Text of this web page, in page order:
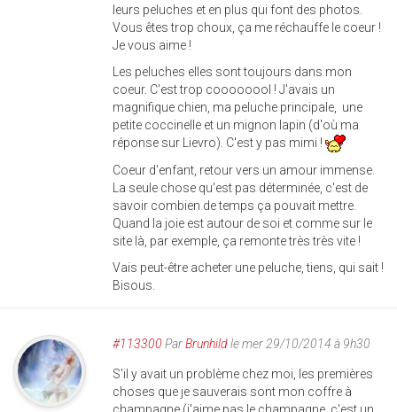
leurs peluches et en plus qui font des photos.
Vous êtes trop choux, ça me réchauffe le coeur !
Je vous aime !
Les peluches elles sont toujours dans mon
coeur. C'est trop coooooool ! J'avais un
magnifique chien, ma peluche principale, une
petite coccinelle et un mignon lapin (d'où ma
réponse sur Lievro). C'est y pas mimi !
Coeur d'enfant, retour vers un amour immense.
La seule chose qu'est pas déterminée, c'est de
savoir combien de temps ça pouvait mettre.
Quand la joie est autour de soi et comme sur le
site là, par exemple, ça remonte très très vite !
Vais peut-être acheter une peluche, tiens, qui sait !
Bisous.
#113300 ParBrunhildle mer 29/10/2014 à 9h30
S'il y avait un problème chez moi, les premières
choses que je sauverais sont mon coffre à